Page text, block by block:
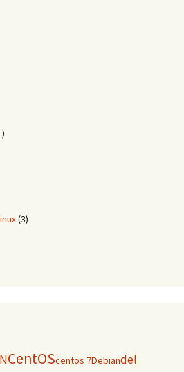
(3)
CentOScentos 7Debiandel